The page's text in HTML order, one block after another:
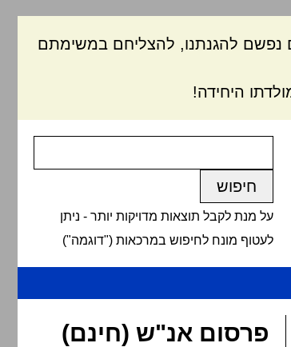
נפשם להגנתנו, להצליחם במשימתם
היחידה!
על מנת לקבל תוצאות מדויקות יותר - ניתן
לעטוף מונח לחיפוש במרכאות ("דוגמה")
פרסום אנ"ש (חינם)